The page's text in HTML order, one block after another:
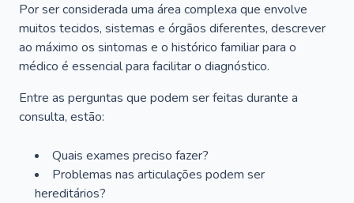
Por ser considerada uma área complexa que envolve
muitos tecidos, sistemas e órgãos diferentes, descrever
ao máximo os sintomas e o histórico familiar para o
médico é essencial para facilitar o diagnóstico.
Entre as perguntas que podem ser feitas durante a
consulta, estão:
Quais exames preciso fazer?
Problemas nas articulações podem ser
hereditários?